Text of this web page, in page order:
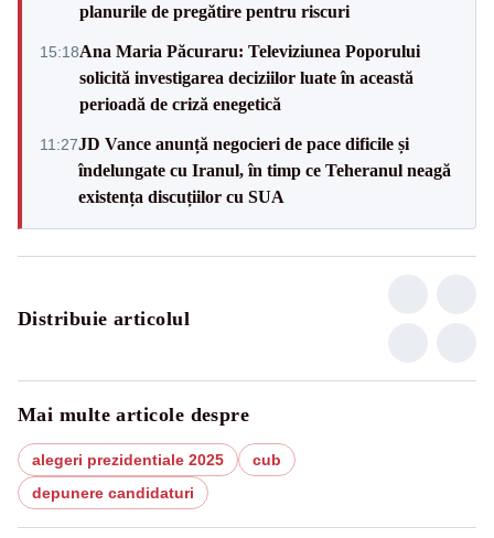
planurile de pregătire pentru riscuri
15:18Ana Maria Păcuraru: Televiziunea Poporului
solicită investigarea deciziilor luate în această
perioadă de criză enegetică
11:27JD Vance anunță negocieri de pace dificile și
îndelungate cu Iranul, în timp ce Teheranul neagă
existența discuțiilor cu SUA
Distribuie articolul
Mai multe articole despre
alegeri prezidentiale 2025
cub
depunere candidaturi